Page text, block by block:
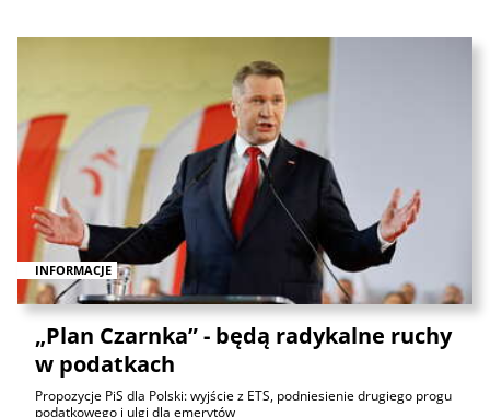
INFORMACJE
„Plan Czarnka” - będą radykalne ruchy
w podatkach
Propozycje PiS dla Polski: wyjście z ETS, podniesienie drugiego progu
podatkowego i ulgi dla emerytów